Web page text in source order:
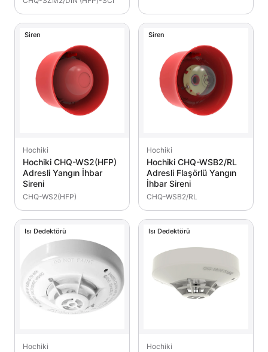
Siren
Hochiki
Hochiki CHQ-WS2(HFP)
Adresli Yangın İhbar
Sireni
CHQ-WS2(HFP)
Siren
Hochiki
Hochiki CHQ-WSB2/RL
Adresli Flaşörlü Yangın
İhbar Sireni
CHQ-WSB2/RL
Isı Dedektörü
Hochiki
Isı Dedektörü
Hochiki